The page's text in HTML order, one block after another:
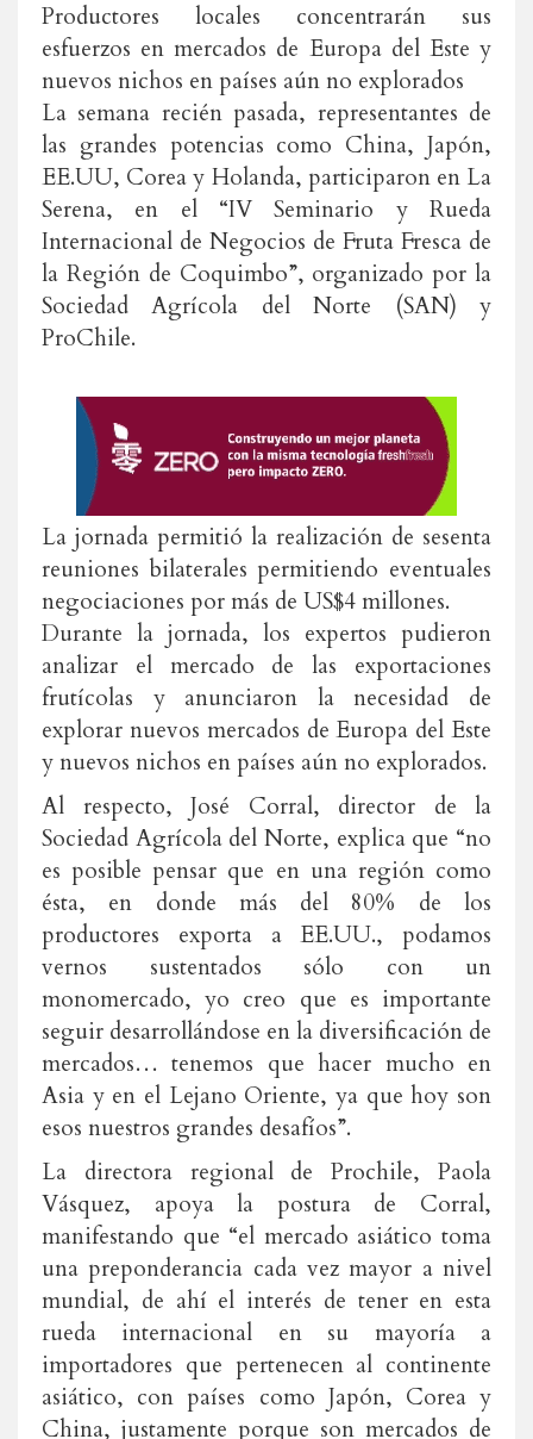
Productores locales concentrarán sus
esfuerzos en mercados de Europa del Este y
nuevos nichos en países aún no explorados
La semana recién pasada, representantes de
las grandes potencias como China, Japón,
EE.UU, Corea y Holanda, participaron en La
Serena, en el “IV Seminario y Rueda
Internacional de Negocios de Fruta Fresca de
la Región de Coquimbo”, organizado por la
Sociedad Agrícola del Norte (SAN) y
ProChile.
La jornada permitió la realización de sesenta
reuniones bilaterales permitiendo eventuales
negociaciones por más de US$4 millones.
Durante la jornada, los expertos pudieron
analizar el mercado de las exportaciones
frutícolas y anunciaron la necesidad de
explorar nuevos mercados de Europa del Este
y nuevos nichos en países aún no explorados.
Al respecto, José Corral, director de la
Sociedad Agrícola del Norte, explica que “no
es posible pensar que en una región como
ésta, en donde más del 80% de los
productores exporta a EE.UU., podamos
vernos sustentados sólo con un
monomercado, yo creo que es importante
seguir desarrollándose en la diversificación de
mercados… tenemos que hacer mucho en
Asia y en el Lejano Oriente, ya que hoy son
esos nuestros grandes desafíos”.
La directora regional de Prochile, Paola
Vásquez, apoya la postura de Corral,
manifestando que “el mercado asiático toma
una preponderancia cada vez mayor a nivel
mundial, de ahí el interés de tener en esta
rueda internacional en su mayoría a
importadores que pertenecen al continente
asiático, con países como Japón, Corea y
China, justamente porque son mercados de